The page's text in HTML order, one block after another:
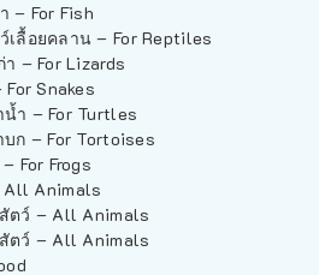
– For Fish
เลื้อยคลาน – For Reptiles
– For Lizards
Snakes
น้ำ – For Turtles
บก – For Tortoises
For Frogs
Animals
ตว์ – All Animals
ตว์ – All Animals